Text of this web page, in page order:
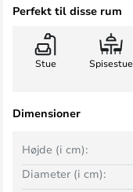
Perfekt til disse rum
Stue Spisestue
Dimensioner
Højde (i cm):
Diameter (i cm):